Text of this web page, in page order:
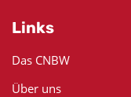
Links
Das CNBW
Über uns